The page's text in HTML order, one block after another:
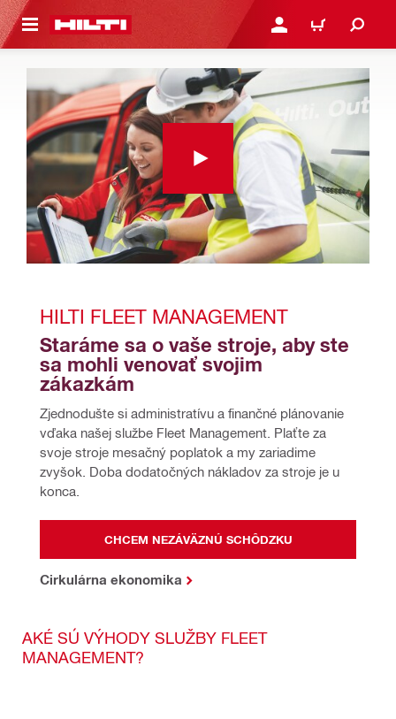
HLAVNÝ OBSAH PRIHLÁSIŤ ALEBO
KOŠÍK
HILTI FLEET MANAGEMENT
Staráme sa o vaše stroje, aby ste
sa mohli venovať svojim
zákazkám
Zjednodušte si administratívu a finančné plánovanie
vďaka našej službe Fleet Management. Plaťte za
svoje stroje mesačný poplatok a my zariadime
zvyšok. Doba dodatočných nákladov za stroje je u
konca.
CHCEM NEZÁVÄZNÚ SCHÔDZKU
Cirkulárna ekonomika
AKÉ SÚ VÝHODY SLUŽBY FLEET
MANAGEMENT?